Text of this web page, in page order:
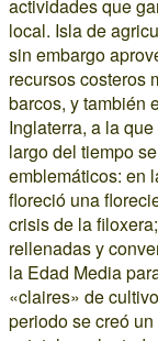
actividades que
local. Isla de
sin embargo
recursos costeros
barcos, y también
Inglaterra, a la
largo del tiempo
emblemáticos: en
floreció una
crisis de la
rellenadas y
la Edad Media
«claires» de
periodo se creó